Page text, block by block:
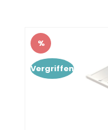
Rabatt
%
Vergriffen